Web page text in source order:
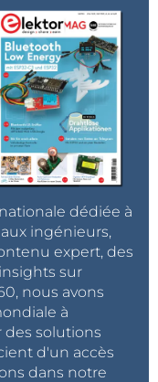
dédiée à
ingénieurs,
expert, des
sur
nous avons
à
des solutions
d'un accès
dans notre